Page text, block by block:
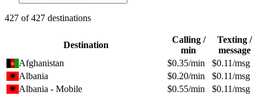
427 of427 destinations
Destination
Calling /
min
Texting /
message
Afghanistan
$0.35/min $0.11/msg
Albania
$0.20/min $0.11/msg
Albania - Mobile
$0.55/min $0.11/msg